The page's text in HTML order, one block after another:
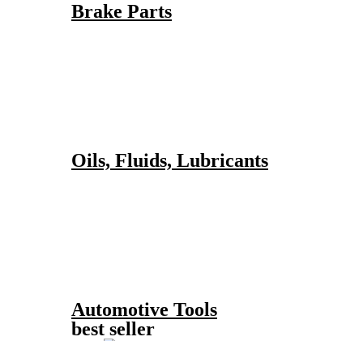
Brake Parts
Oils, Fluids, Lubricants
Automotive Tools
best seller